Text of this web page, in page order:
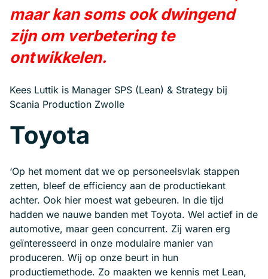
maar kan soms ook dwingend
zijn om verbetering te
ontwikkelen.
Kees Luttik is Manager SPS (Lean) & Strategy bij
Scania Production Zwolle
Toyota
‘Op het moment dat we op personeelsvlak stappen
zetten, bleef de efficiency aan de productiekant
achter. Ook hier moest wat gebeuren. In die tijd
hadden we nauwe banden met Toyota. Wel actief in de
automotive, maar geen concurrent. Zij waren erg
geïnteresseerd in onze modulaire manier van
produceren. Wij op onze beurt in hun
productiemethode. Zo maakten we kennis met Lean,